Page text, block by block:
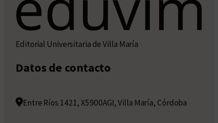
Editorial Universitaria de Villa María
Datos de contacto
Entre Ríos 1421, X5900AGI, Villa María, Córdoba